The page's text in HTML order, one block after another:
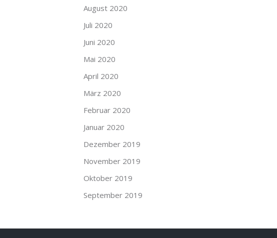
August 2020
Juli 2020
Juni 2020
Mai 2020
April 2020
März 2020
Februar 2020
Januar 2020
Dezember 2019
November 2019
Oktober 2019
September 2019